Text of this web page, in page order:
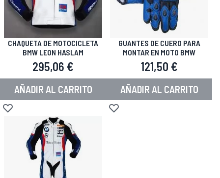
CHAQUETA DE MOTOCICLETA
BMW LEON HASLAM
295,06 €
AÑADIR AL CARRITO
Añadir a la Lista de Deseos
GUANTES DE CUERO PARA
MONTAR EN MOTO BMW
121,50 €
AÑADIR AL CARRITO
Añadir a la Lista de Deseos